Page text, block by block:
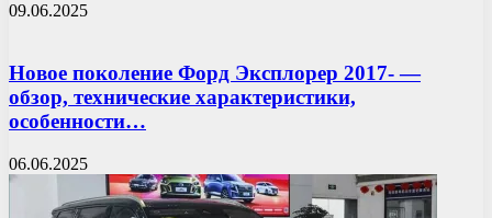
09.06.2025
Новое поколение Форд Эксплорер 2017- —
обзор, технические характеристики,
особенности…
06.06.2025